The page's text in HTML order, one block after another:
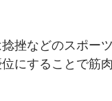
挫などのスポー
にすることで筋